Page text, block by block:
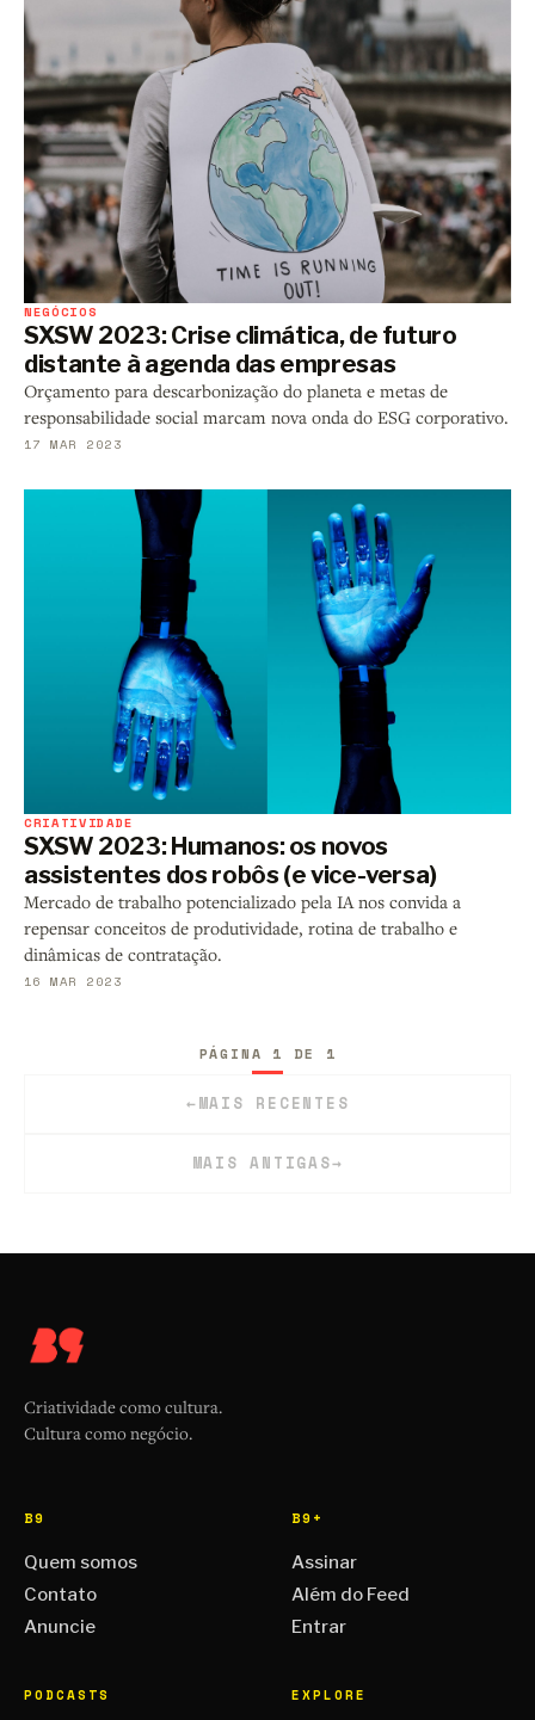
NEGÓCIOS
SXSW 2023: Crise climática, de futuro
distante à agenda das empresas
Orçamento para descarbonização do planeta e metas de
responsabilidade social marcam nova onda do ESG corporativo.
17 MAR 2023
CRIATIVIDADE
SXSW 2023: Humanos: os novos
assistentes dos robôs (e vice-versa)
Mercado de trabalho potencializado pela IA nos convida a
repensar conceitos de produtividade, rotina de trabalho e
dinâmicas de contratação.
16 MAR 2023
←MAIS RECENTES
PÁGINA 1 DE 1
MAIS ANTIGAS→
Criatividade como cultura.
Cultura como negócio.
B9
Quem somos
Contato
Anuncie
B9+
Assinar
Além do Feed
Entrar
PODCASTS EXPLORE